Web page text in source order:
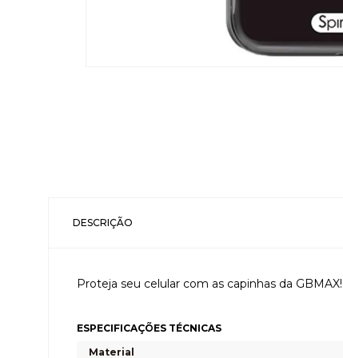
DESCRIÇÃO
Proteja seu celular com as capinhas da
ESPECIFICAÇÕES TÉCNICAS
Material